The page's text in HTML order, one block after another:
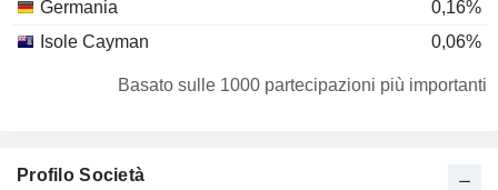
Germania
0,16%
Isole Cayman
0,06%
0,06%
Danimarca
0,01%
Basato sulle 1000 partecipazioni più importanti
Profilo Società